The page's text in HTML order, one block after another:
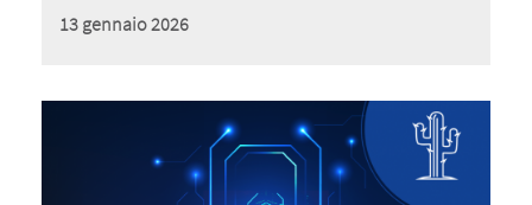
13 gennaio 2026